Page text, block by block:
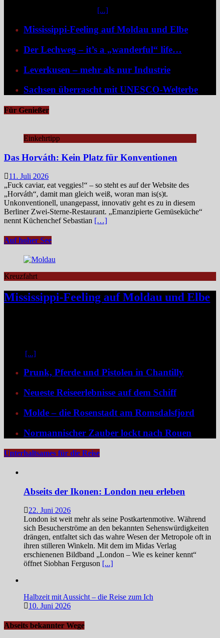
[...]
Mississippi-Feeling auf Moldau und Elbe
Der Lechweg – it’s a „wanderful“ life…
Leverkusen – mehr als nur Industrie
Sachsen überrascht mit UNESCO-Welterbe
Für Genießer
Einkehrtipp
Das Horváth: Kein Platz für Konventionen
11. Juli 2026
„Fuck caviar, eat veggies!“ – so steht es auf der Website des
„Horváth“, damit man gleich weiß, woran man is(s)t.
Unkonventionell, unangepasst, innovativ geht es zu in diesem
Berliner Zwei-Sterne-Restaurant. „Emanzipierte Gemüseküche“
nennt Küchenchef Sebastian […]
Auf hoher See
Kreuzfahrt
Mississippi-Feeling auf Moldau und Elbe
[...]
Prunk, Pferde und Pistolen in Chantilly
Neueste Reiseerlebnisse auf dem Schiff
Molde – die Rosenstadt am Romsdalsfjord
Normannischer Zauber lockt nach Rouen
Unterhaltsames für die Reise
Abseits der Ikonen: London neu erleben
22. Juni 2026
London ist weit mehr als seine Postkartenmotive. Während
sich Besucherströme an den bekannten Sehenswürdigkeiten
drängen, entfaltet sich das wahre Wesen der Metropole oft in
ihren stilleren Winkeln. Mit dem im Midas Verlag
erschienenen Bildband „London – Wie es keiner kennt“
öffnet Siobhan Ferguson [...]
Halbzeit mit Aussicht – die Reise zum Ich
10. Juni 2026
Abseits bekannter Wege